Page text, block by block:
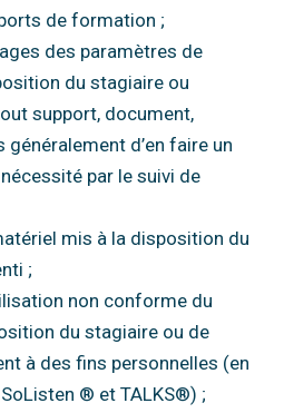
de formation ;
des paramètres de
du stagiaire ou
support, document,
généralement d’en faire un
par le suivi de
mis à la disposition du
;
non conforme du
du stagiaire ou de
à des fins personnelles (en
® et TALKS®) ;